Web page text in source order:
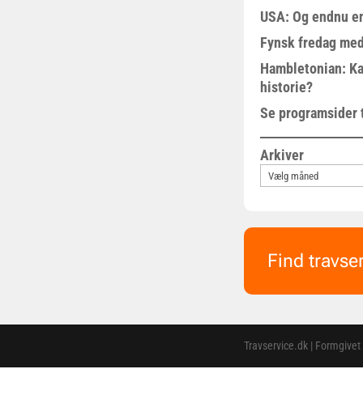
USA: Og endnu
Fynsk fredag
Hambletonian:
historie?
Se
Arkiver
Find
Travservice.dk |